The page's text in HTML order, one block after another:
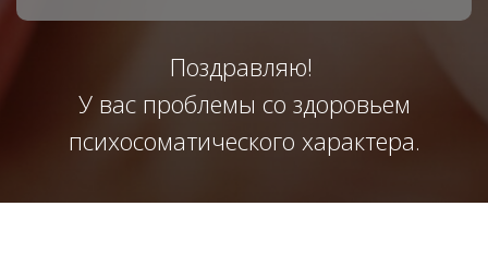
Поздравляю!
У вас проблемы со здоровьем
психосоматического характера.